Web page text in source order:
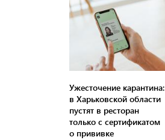
Ужесточение карантина:
в Харьковской области
пустят в ресторан
только с сертификатом
о прививке